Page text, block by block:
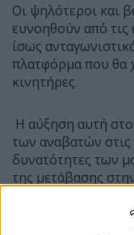
Οι ψηλότεροι και
ευνοηθούν από τις
ίσως
πλατφόρμα που θα
κινητήρες.
Η αύξηση αυτή
των αναβατών στις
δυνατότητες των
της μετάβασης